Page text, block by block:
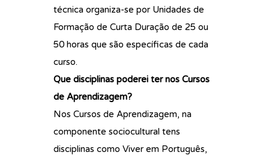
técnica organiza-se por Unidades de
Formação de Curta Duração de 25 ou
50 horas que são específicas de cada
curso.
Que disciplinas poderei ter nos Cursos
de Aprendizagem?
Nos Cursos de Aprendizagem, na
componente sociocultural tens
disciplinas como Viver em Português,